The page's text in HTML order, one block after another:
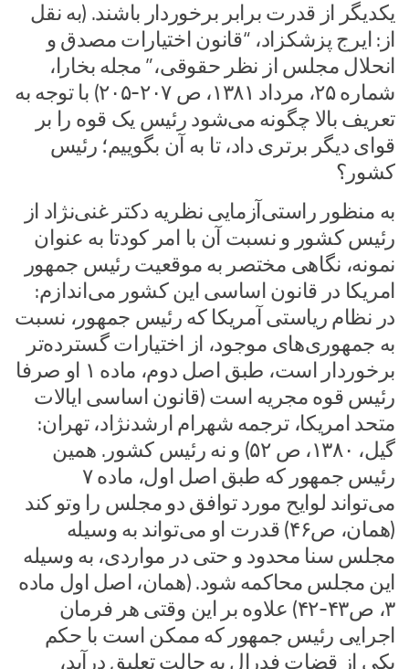
یکدیگر از قدرت برابر برخوردار باشند. (به نقل
از: ایرج پزشکزاد، “قانون اختیارات مصدق و
انحلال مجلس از نظر حقوقی،” مجله بخارا،
شماره ۲۵، مرداد ۱۳۸۱، ص ۲۰۷-۲۰۵) با توجه به
تعریف بالا چگونه می‌شود رئیس یک قوه را بر
قوای دیگر برتری داد، تا به آن بگوییم؛ رئیس
کشور؟
به منظور راستی‌آزمایی نظریه دکتر غنی‌نژاد از
رئیس کشور و نسبت آن با امر کودتا به عنوان
نمونه، نگاهی مختصر به موقعیت رئیس جمهور
امریکا در قانون اساسی این کشور می‌اندازم:
در نظام ریاستی آمریکا که رئیس جمهور، نسبت
به جمهوری‌های موجود، از اختیارات گسترده‌تر
برخوردار است، طبق اصل دوم، ماده ۱ او صرفا
رئیس قوه مجریه است (قانون اساسی ایالات
متحد امریکا، ترجمه شهرام ارشدنژاد، تهران:
گیل، ۱۳۸۰، ص ۵۲) و نه رئیس کشور. همین
رئیس جمهور که طبق اصل اول، ماده ۷
می‌تواند لوایح مورد توافق دو مجلس را وتو کند
(همان، ص۴۶) قدرت او می‌تواند به وسیله
مجلس سنا محدود و حتی در مواردی، به وسیله
این مجلس محاکمه شود. (همان، اصل اول ماده
۳، ص۴۳-۴۲) علاوه بر این وقتی هر فرمان
اجرایی رئیس جمهور که ممکن است با حکم
یکی از قضات فدرال به حالت تعلیق درآید،